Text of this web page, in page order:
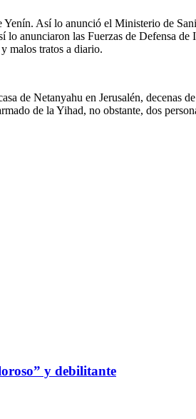
Así lo anunció el Ministerio de
anunciaron las Fuerzas de Defensa
malos tratos a diario.
de Netanyahu en Jerusalén, decenas
de la Yihad, no obstante, dos
y debilitante